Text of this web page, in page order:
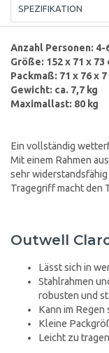
SPEZIFIKATION
Anzahl Personen: 4-
Größe: 152 x 71 x 73
Packmaß: 71 x 76 x
Gewicht: ca. 7,7 kg
Maximallast: 80 kg
Ein vollständig
Mit einem Rahmen
sehr
Tragegriff macht den
Outwell
Lässt sich in
Stahlrahmen
robusten und
Kann im
Kleine
Leicht zu